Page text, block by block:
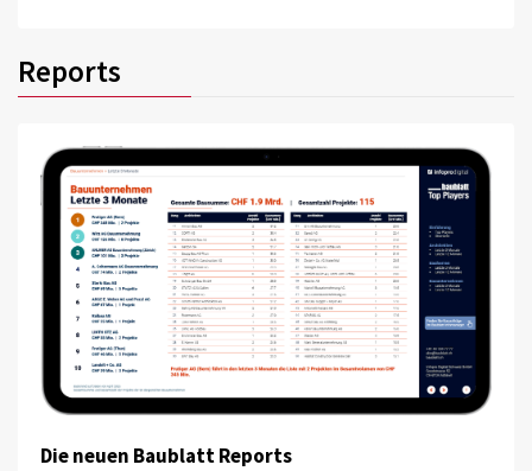
Reports
Die neuen Baublatt Reports